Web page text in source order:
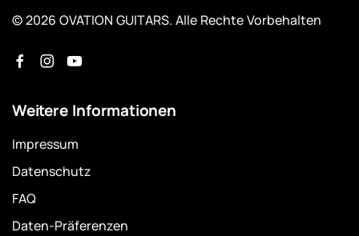
© 2026 OVATION GUITARS. Alle Rechte Vorbehalten
Weitere Informationen
Impressum
Datenschutz
FAQ
Daten-Präferenzen